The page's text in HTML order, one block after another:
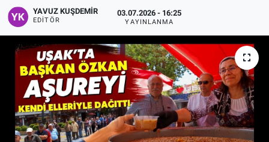
YAVUZ KUŞDEMIR
EDITÖR
03.07.2026 - 16:25
YAYINLANMA
Son Dakika
Spor
Uşak Haberleri